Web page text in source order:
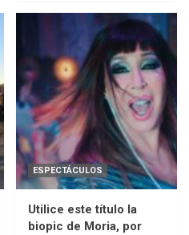
ESPECTÁCULOS
Utilice este título la
biopic de Moria, por